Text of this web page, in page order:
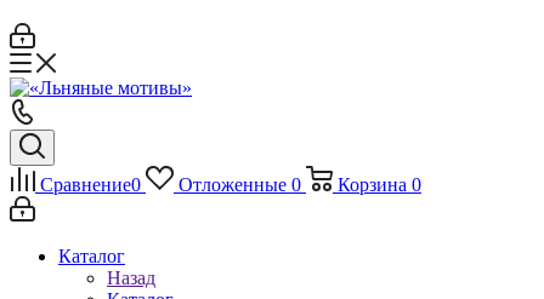
Сравнение0 Отложенные 0 Корзина 0
Каталог
Назад